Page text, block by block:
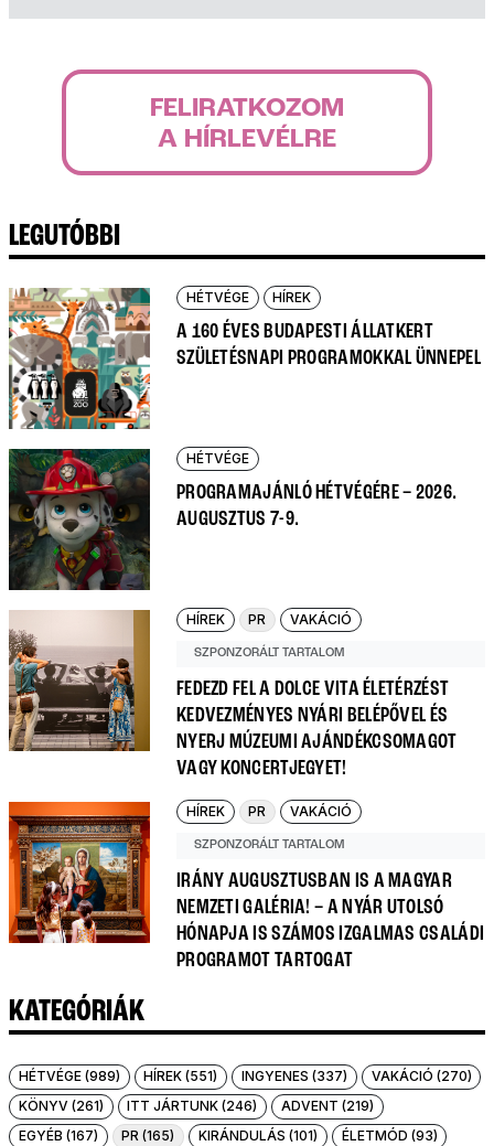
FELIRATKOZOM
A HÍRLEVÉLRE
LEGUTÓBBI
HÉTVÉGE HÍREK
A 160 ÉVES BUDAPESTI ÁLLATKERT
SZÜLETÉSNAPI PROGRAMOKKAL ÜNNEPEL
HÉTVÉGE
PROGRAMAJÁNLÓ HÉTVÉGÉRE – 2026.
AUGUSZTUS 7-9.
HÍREK PR VAKÁCIÓ
SZPONZORÁLT TARTALOM
FEDEZD FEL A DOLCE VITA ÉLETÉRZÉST
KEDVEZMÉNYES NYÁRI BELÉPŐVEL ÉS
NYERJ MÚZEUMI AJÁNDÉKCSOMAGOT
VAGY KONCERTJEGYET!
HÍREK PR VAKÁCIÓ
SZPONZORÁLT TARTALOM
IRÁNY AUGUSZTUSBAN IS A MAGYAR
NEMZETI GALÉRIA! – A NYÁR UTOLSÓ
HÓNAPJA IS SZÁMOS IZGALMAS CSALÁDI
PROGRAMOT TARTOGAT
KATEGÓRIÁK
HÉTVÉGE (989) HÍREK (551) INGYENES (337)
VAKÁCIÓ (270)
KÖNYV (261)
ITT JÁRTUNK (246)
ADVENT (219)
EGYÉB (167)
PR (165) KIRÁNDULÁS (101)
ÉLETMÓD (93)